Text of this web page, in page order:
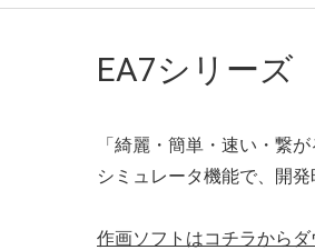
EA7シリーズ
「綺麗・簡単・速い・繋
シミュレータ機能で、開発
作画ソフトはコチラからダ